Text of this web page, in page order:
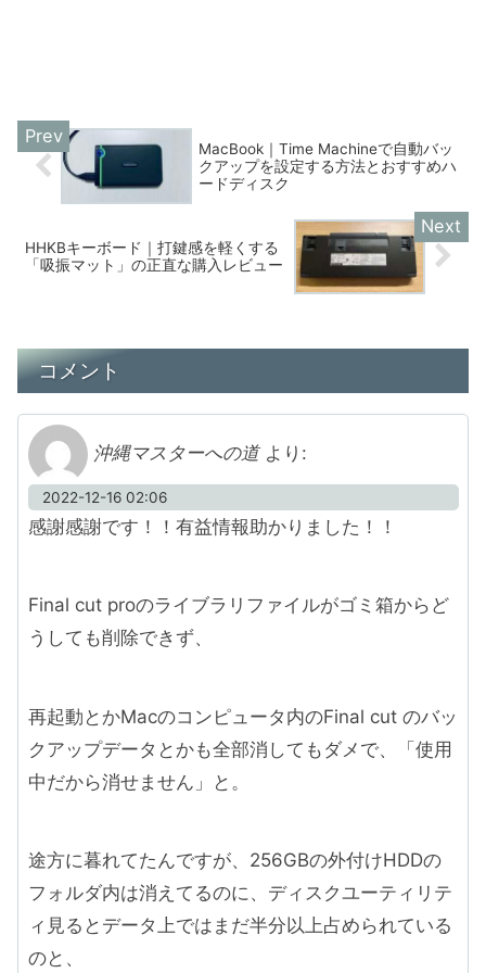
MacBook｜Time Machineで自動バッ
クアップを設定する方法とおすすめハ
ードディスク
HHKBキーボード｜打鍵感を軽くする
「吸振マット」の正直な購入レビュー
コメント
沖縄マスターへの道 より:
2022-12-16 02:06
感謝感謝です！！有益情報助かりました！！
Final cut proのライブラリファイルがゴミ箱からど
うしても削除できず、
再起動とかMacのコンピュータ内のFinal cut のバッ
クアップデータとかも全部消してもダメで、「使用
中だから消せません」と。
途方に暮れてたんですが、256GBの外付けHDDの
フォルダ内は消えてるのに、ディスクユーティリテ
ィ見るとデータ上ではまだ半分以上占められている
のと、